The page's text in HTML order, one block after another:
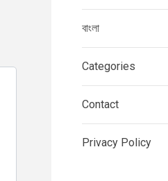
বাংলা
Categories
Contact
Privacy Policy